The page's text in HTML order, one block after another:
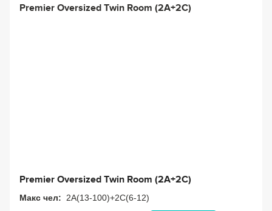
Premier Oversized Twin Room (2A+2C)
Premier Oversized Twin Room (2A+2C)
Макс чел: 2A(13-100)+2C(6-12)